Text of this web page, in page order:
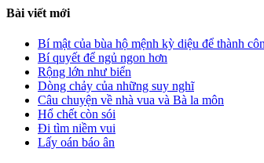
Bài viết mới
Bí mật của bùa hộ mệnh kỳ diệu để thành
Bí quyết để ngủ ngon hơn
Rộng lớn như biển
Dòng chảy của những suy nghĩ
Câu chuyện về nhà vua và Bà la môn
Hổ chết còn sói
Đi tìm niềm vui
Lấy oán báo ân